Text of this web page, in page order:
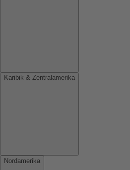
Karibik & Zentralamerika
Nordamerika